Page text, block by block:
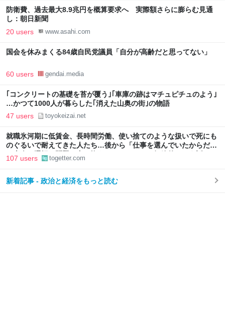
防衛費、過去最大8.9兆円を概算要求へ 実際額さらに膨らむ見通
し：朝日新聞
20 users www.asahi.com
国会を休みまくる84歳自民党議員「自分が高齢だと思ってない」
60 users gendai.media
｢コンクリートの基礎を苔が覆う｣｢車庫の跡はマチュピチュのよう｣
…かつて1000人が暮らした｢消えた山奥の街｣の物語
47 users toyokeizai.net
就職氷河期に低賃金、長時間労働、使い捨てのような扱いで死にも
のぐるいで耐えてきた人たち…後から「仕事を選んでいたからだ」
と本人の選択の問題に書き換えるのはあまりに短絡的という話
107 users togetter.com
新着記事 - 政治と経済をもっと読む